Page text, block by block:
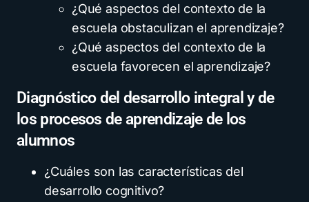
¿Qué aspectos del contexto de la
escuela obstaculizan el aprendizaje?
¿Qué aspectos del contexto de la
escuela favorecen el aprendizaje?
Diagnóstico del desarrollo integral y de
los procesos de aprendizaje de los
alumnos
¿Cuáles son las características del
desarrollo cognitivo?